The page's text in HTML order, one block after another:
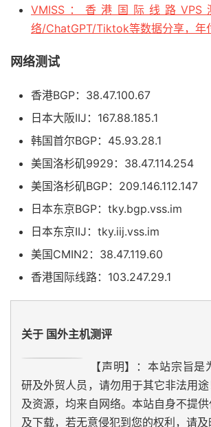
VMISS：香港国际线路
络/ChatGPT/Tiktok等数据分享，年
网络测试
香港BGP：38.47.100.67
日本大阪IIJ：167.88.185.1
韩国首尔BGP：45.93.28.1
美国洛杉矶9929：38.47.114.254
美国洛杉矶BGP：209.146.112.147
日本东京BGP：tky.bgp.vss.im
日本东京IIJ：tky.iij.vss.im
美国CMIN2：38.47.119.60
香港国际线路：103.247.29.1
关于 国外主机测评
【声明】：本站宗旨
研及外贸人员，请勿用于其它非法用
及资源，均来自网络。本站自身不提
及下载，若无意侵犯到您的权利，请及